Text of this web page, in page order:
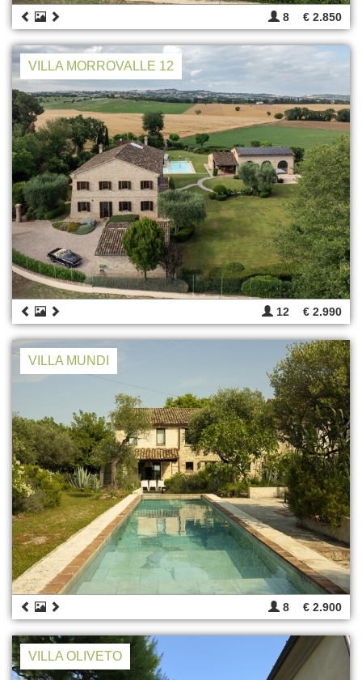
8 € 2.850
VILLA MORROVALLE 12
12 € 2.990
VILLA MUNDI
8 € 2.900
VILLA OLIVETO